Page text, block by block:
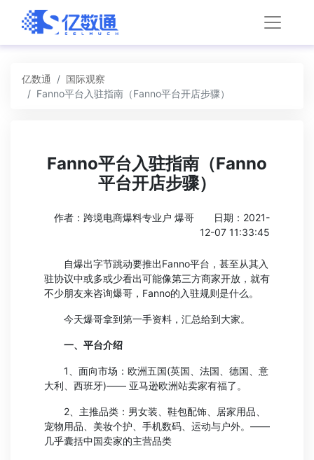
亿数通
国际观察
Fanno平台入驻指南（Fanno平台开店步骤）
Fanno平台入驻指南（Fanno
平台开店步骤）
作者：跨境电商爆料专业户 爆哥
日期：2021-
12-07 11:33:45
自爆出字节跳动要推出Fanno平台，甚至从其入
驻协议中或多或少看出可能像第三方商家开放，就有
不少朋友来咨询爆哥，Fanno的入驻规则是什么。
今天爆哥拿到第一手资料，汇总给到大家。
一、平台介绍
1、面向市场：欧洲五国(英国、法国、德国、意
大利、西班牙)—— 亚马逊欧洲站卖家有福了。
2、主推品类：男女装、鞋包配饰、居家用品、
宠物用品、美妆个护、手机数码、运动与户外。——
几乎囊括中国卖家的主营品类